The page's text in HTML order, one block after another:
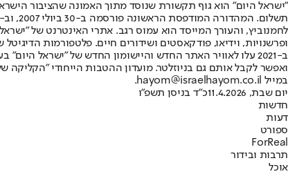
"ישראל היום" הוא גוף תקשורת שנוסד מתוך האמונה שהציבור
ופרשנויות, וידיאו, פודקאסטים ושידורים חיים. פלטפורמות
ב-2021 עלו לאוויר האתר החדש והיישומון החדש של "ישראל
ואפשר לקבל אותם גם בניוזלטר. מועדון ההטבות הייחודי "הקליקה
במייל hayom@israelhayom.co.il.
יום שבת, 11.4.2026
כ"ד בניסן תשפ"ו
חדשות
דעות
ספורט
ForReal
תרבות ובידור
אוכל